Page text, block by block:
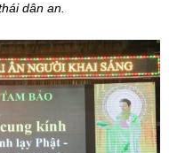
dân an.